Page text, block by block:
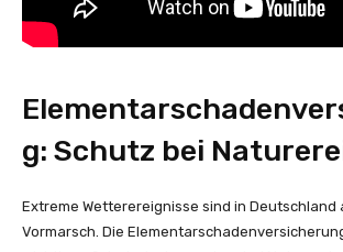
g: Schutz bei
Extreme Wetterereignisse sind in Deutschland
Vormarsch. Die